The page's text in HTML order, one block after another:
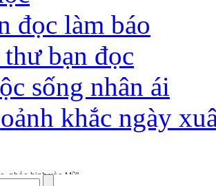
đọc làm báo
bạn đọc
sống nhân ái
khắc ngày
pháo binh vào Mỹ"